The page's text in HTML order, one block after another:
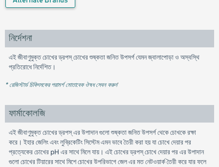
নির্দেশনা
এই জীবাণুমুক্ত চোখের ড্রপস্ চোখের শুষ্কতা জনিত উপসর্গ যেমন জ্বালাপােড়া ও অস্বস্থি
প্রতিরােধে নির্দেশিত।
* রেজিস্টার্ড চিকিৎসকের পরামর্শ মোতাবেক ঔষধ সেবন করুন'
ফার্মাকোলজি
এই জীবাণুমুক্ত চোখের ড্রপস্ এর উপাদান গুলাে শুষ্কতা জনিত উপসর্গ থেকে চোখকে রক্ষা
করে। ইহার জেলিং এবং লুব্রিকেটিং সিস্টেম এমন ভাবে তৈরী করা হয় যা চোখে দেয়ার পর
প্রত্যেকের চোখের pH এর সাথে মিলে যায়। এই চোখের ড্রপস্ চোখে দেয়ার পর এর উপাদান
গুলাে চোখের টিয়ারের সাথে মিশে চোখের উপরিভাগে জেল এর মত নেটওয়ার্ক তৈরী করে যার ফলে